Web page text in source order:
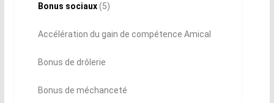
Bonus sociaux(5)
Accélération du gain de compétence Amical
Bonus de drôlerie
Bonus de méchanceté